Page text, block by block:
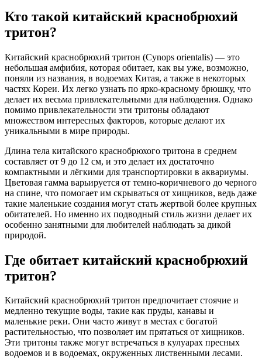
Кто такой китайский краснобрюхий
тритон?
Китайский краснобрюхий тритон (Cynops orientalis) — это
небольшая амфибия, которая обитает, как вы уже, возможно,
поняли из названия, в водоемах Китая, а также в некоторых
частях Кореи. Их легко узнать по ярко-красному брюшку, что
делает их весьма привлекательными для наблюдения. Однако
помимо привлекательности эти тритоны обладают
множеством интересных факторов, которые делают их
уникальными в мире природы.
Длина тела китайского краснобрюхого тритона в среднем
составляет от 9 до 12 см, и это делает их достаточно
компактными и лёгкими для транспортировки в аквариумы.
Цветовая гамма варьируется от темно-коричневого до черного
на спине, что помогает им скрываться от хищников, ведь даже
такие маленькие создания могут стать жертвой более крупных
обитателей. Но именно их подводный стиль жизни делает их
особенно занятными для любителей наблюдать за дикой
природой.
Где обитает китайский краснобрюхий
тритон?
Китайский краснобрюхий тритон предпочитает стоячие и
медленно текущие воды, такие как пруды, канавы и
маленькие реки. Они часто живут в местах с богатой
растительностью, что позволяет им прятаться от хищников.
Эти тритоны также могут встречаться в кулуарах пресных
водоемов и в водоемах, окруженных лиственными лесами.